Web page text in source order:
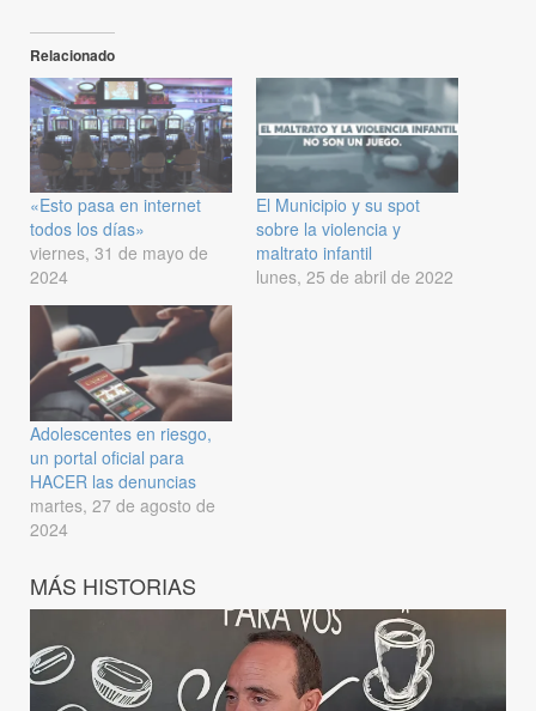
Relacionado
«Esto pasa en internet
todos los días»
viernes, 31 de mayo de
2024
El Municipio y su spot
sobre la violencia y
maltrato infantil
lunes, 25 de abril de 2022
Adolescentes en riesgo,
un portal oficial para
HACER las denuncias
martes, 27 de agosto de
2024
MÁS HISTORIAS